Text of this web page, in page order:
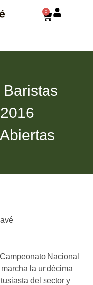
0
–
Nacional
la undécima
del sector y